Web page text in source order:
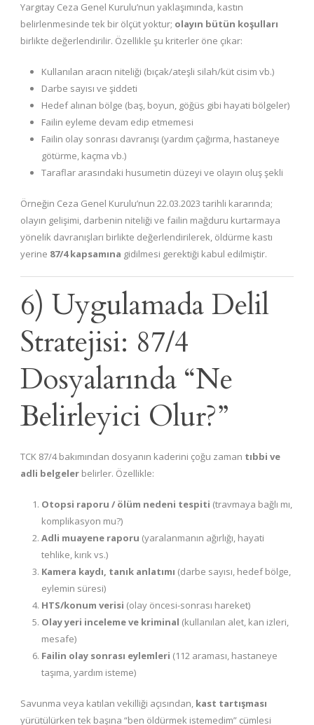
Yargıtay Ceza Genel Kurulu’nun yaklaşımında, kastın
belirlenmesinde tek bir ölçüt yoktur; olayın bütün koşulları
birlikte değerlendirilir. Özellikle şu kriterler öne çıkar:
Kullanılan aracın niteliği (bıçak/ateşli silah/küt cisim vb.)
Darbe sayısı ve şiddeti
Hedef alınan bölge (baş, boyun, göğüs gibi hayati bölgeler)
Failin eyleme devam edip etmemesi
Failin olay sonrası davranışı (yardım çağırma, hastaneye
götürme, kaçma vb.)
Taraflar arasındaki husumetin düzeyi ve olayın oluş şekli
Örneğin Ceza Genel Kurulu’nun 22.03.2023 tarihli kararında;
olayın gelişimi, darbenin niteliği ve failin mağduru kurtarmaya
yönelik davranışları birlikte değerlendirilerek, öldürme kastı
yerine 87/4 kapsamına gidilmesi gerektiği kabul edilmiştir.
6) Uygulamada Delil
Stratejisi: 87/4
Dosyalarında “Ne
Belirleyici Olur?”
TCK 87/4 bakımından dosyanın kaderini çoğu zaman tıbbi ve
adli belgeler belirler. Özellikle:
Otopsi raporu / ölüm nedeni tespiti (travmaya bağlı mı,
komplikasyon mu?)
Adli muayene raporu (yaralanmanın ağırlığı, hayati
tehlike, kırık vs.)
Kamera kaydı, tanık anlatımı (darbe sayısı, hedef bölge,
eylemin süresi)
HTS/konum verisi (olay öncesi-sonrası hareket)
Olay yeri inceleme ve kriminal (kullanılan alet, kan izleri,
mesafe)
Failin olay sonrası eylemleri (112 araması, hastaneye
taşıma, yardım isteme)
Savunma veya katılan vekilliği açısından, kast tartışması
yürütülürken tek başına “ben öldürmek istemedim” cümlesi